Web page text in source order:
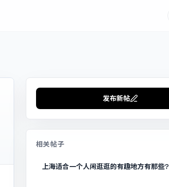
发布新帖
相关帖子
上海适合一个人闲逛逛的有趣地方有那些?